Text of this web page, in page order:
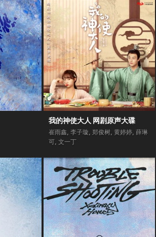
我的神使大人 网剧原声大碟
崔雨鑫, 李子璇, 郑俊树, 黄婷婷, 薛琳
可 , 文一丁